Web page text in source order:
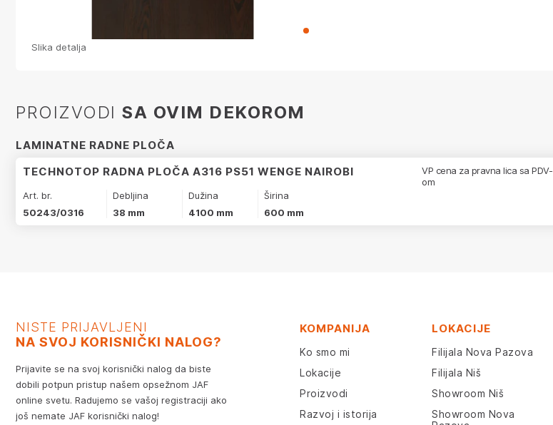
Slika detalja
PROIZVODI SA OVIM DEKOROM
LAMINATNE RADNE PLOČA
TECHNOTOP RADNA PLOČA A316 PS51 WENGE NAIROBI
Art. br.
50243/0316
Debljina
38 mm
Dužina
4100 mm
Širina
600 mm
VP cena za pravna lica sa PDV-
om
NISTE PRIJAVLJENI
NA SVOJ KORISNIČKI NALOG?
Prijavite se na svoj korisnički nalog da biste
dobili potpun pristup našem opsežnom JAF
online svetu. Radujemo se vašoj registraciji ako
još nemate JAF korisnički nalog!
KOMPANIJA
Ko smo mi
Lokacije
Proizvodi
Razvoj i istorija
LOKACIJE
Filijala Nova Pazova
Filijala Niš
Showroom Niš
Showroom Nova